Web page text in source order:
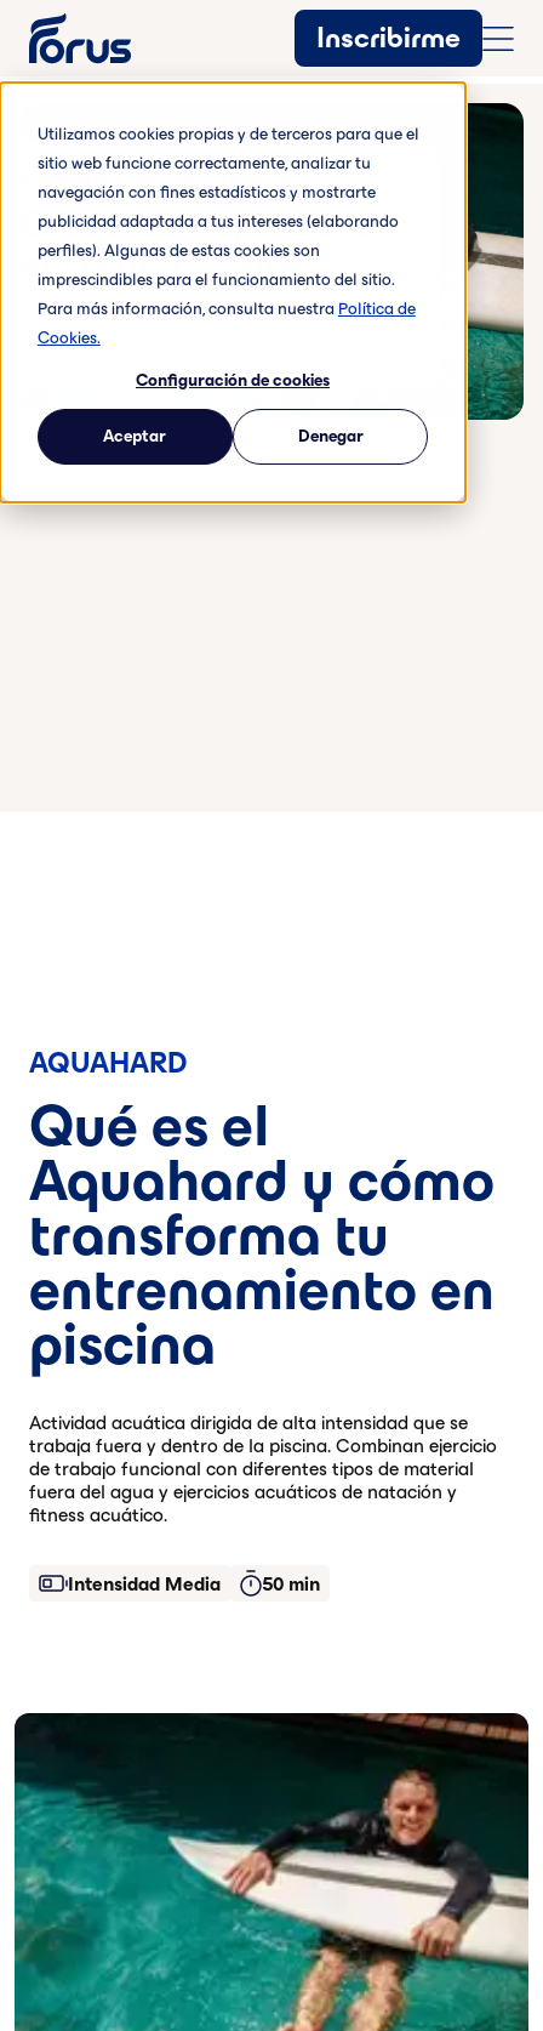
Utilizamos cookies propias y de terceros para que el
sitio web funcione correctamente, analizar tu
navegación con fines estadísticos y mostrarte
publicidad adaptada a tus intereses (elaborando
perfiles). Algunas de estas cookies son
imprescindibles para el funcionamiento del sitio.
Para más información, consulta nuestra Política de
Cookies.
Configuración de cookies
Aceptar Denegar
Inscribirme
actividades acuáticas
Clase de Aquahard:
entrena tu core
Pon a prueba tu cuerpo mientras disfrutas
de una actividad acuática diferente,
AQUAHARD
Qué es el
Aquahard y cómo
transforma tu
entrenamiento en
piscina
Actividad acuática dirigida de alta intensidad que se
trabaja fuera y dentro de la piscina. Combinan ejercicio
de trabajo funcional con diferentes tipos de material
fuera del agua y ejercicios acuáticos de natación y
fitness acuático.
Intensidad Media 50 min